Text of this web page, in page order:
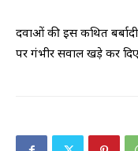
दवाओं की इस कथित
पर गंभीर सवाल खड़े कर